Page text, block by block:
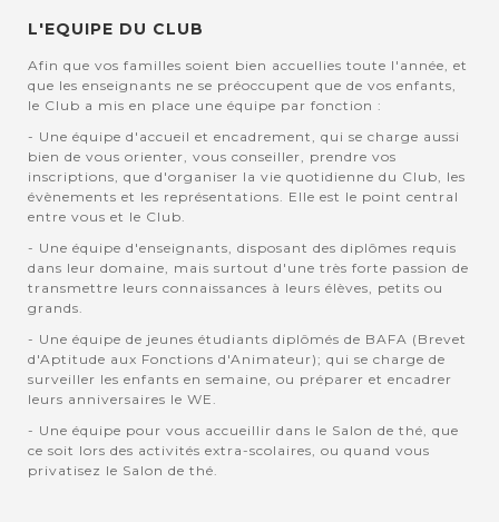
L'EQUIPE DU CLUB
Afin que vos familles soient bien accuellies toute l'année, et
que les enseignants ne se préoccupent que de vos enfants,
le Club a mis en place une équipe par fonction :
- Une équipe d'accueil et encadrement, qui se charge aussi
bien de vous orienter, vous conseiller, prendre vos
inscriptions, que d'organiser la vie quotidienne du Club, les
évènements et les représentations. Elle est le point central
entre vous et le Club.
- Une équipe d'enseignants, disposant des diplômes requis
dans leur domaine, mais surtout d'une très forte passion de
transmettre leurs connaissances à leurs élèves, petits ou
grands.
- Une équipe de jeunes étudiants diplômés de BAFA (Brevet
d'Aptitude aux Fonctions d'Animateur); qui se charge de
surveiller les enfants en semaine, ou préparer et encadrer
leurs anniversaires le WE.
- Une équipe pour vous accueillir dans le Salon de thé, que
ce soit lors des activités extra-scolaires, ou quand vous
privatisez le Salon de thé.